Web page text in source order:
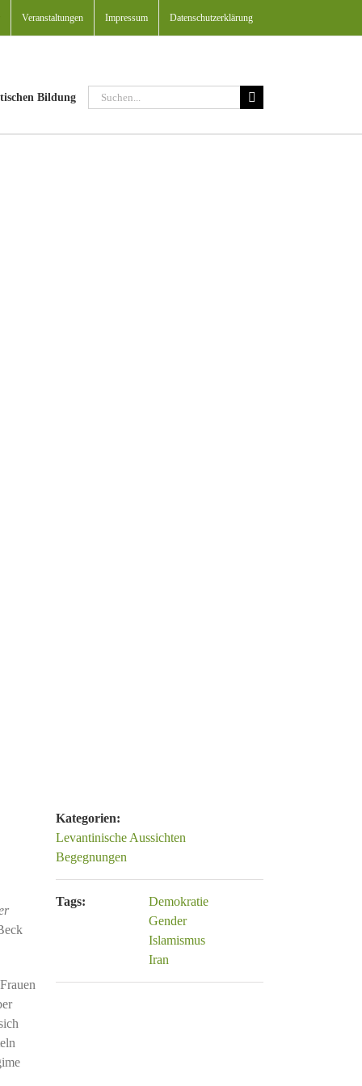
Veranstaltungen Impressum Datenschutzerklärung
Bildung
Suche
nach:
Kategorien:
Levantinische Aussichten
Begegnungen
Tags:
Demokratie
Gender
Islamismus
Iran